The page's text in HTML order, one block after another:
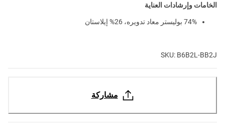
الخامات وإرشادات العناية
74% بوليستر معاد تدويره، 26% إيلاستان
SKU: B6B2L-BB2J
مشاركة